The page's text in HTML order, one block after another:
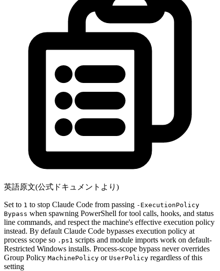
英語原文(公式ドキュメントより)
Set to 1 to stop Claude Code from passing -ExecutionPolicy
Bypass when spawning PowerShell for tool calls, hooks, and status
line commands, and respect the machine's effective execution policy
instead. By default Claude Code bypasses execution policy at
process scope so .ps1 scripts and module imports work on default-
Restricted Windows installs. Process-scope bypass never overrides
Group Policy MachinePolicy or UserPolicy regardless of this
setting